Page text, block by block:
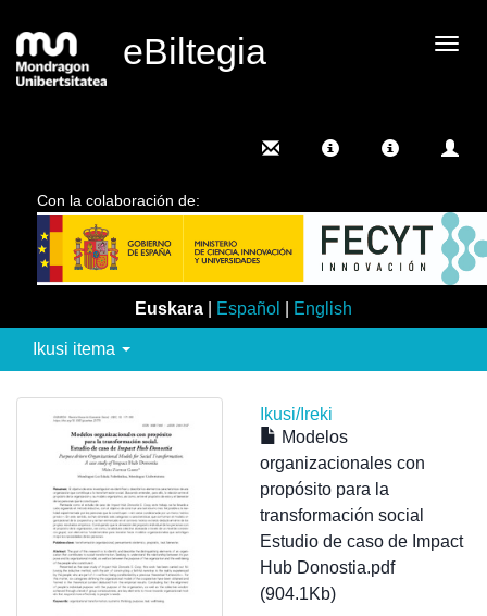
eBiltegia
Con la colaboración de:
Euskara Español English
Ikusi itema
Ikusi/Ireki
Modelos
organizacionales con
propósito para la
transformación social
Estudio de caso de Impact
Hub Donostia.pdf
(904.1Kb)